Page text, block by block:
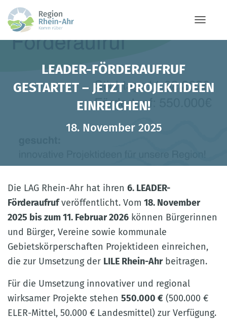
LEADER-FÖRDERAUFRUF
GESTARTET – JETZT PROJEKTIDEEN
EINREICHEN!
18. November 2025
Die LAG Rhein-Ahr hat ihren 6. LEADER-
Förderaufrufveröffentlicht. Vom 18. November
2025 bis zum 11. Februar 2026 können Bürgerinnen
und Bürger, Vereine sowie kommunale
Gebietskörperschaften Projektideen einreichen,
die zur Umsetzung der LILE Rhein-Ahrbeitragen.
Für die Umsetzung innovativer und regional
wirksamer Projekte stehen 550.000 € (500.000 €
ELER-Mittel, 50.000 € Landesmittel) zur Verfügung.